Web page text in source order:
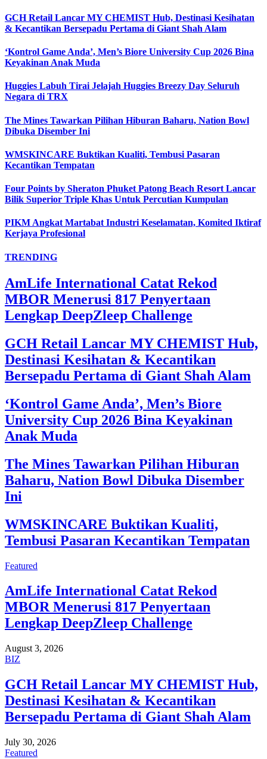
GCH Retail Lancar MY CHEMIST Hub, Destinasi Kesihatan
& Kecantikan Bersepadu Pertama di Giant Shah Alam
‘Kontrol Game Anda’, Men’s Biore University Cup 2026 Bina
Keyakinan Anak Muda
Huggies Labuh Tirai Jelajah Huggies Breezy Day Seluruh
Negara di TRX
The Mines Tawarkan Pilihan Hiburan Baharu, Nation Bowl
Dibuka Disember Ini
WMSKINCARE Buktikan Kualiti, Tembusi Pasaran
Kecantikan Tempatan
Four Points by Sheraton Phuket Patong Beach Resort Lancar
Bilik Superior Triple Khas Untuk Percutian Kumpulan
PIKM Angkat Martabat Industri Keselamatan, Komited Iktiraf
Kerjaya Profesional
TRENDING
AmLife International Catat Rekod
MBOR Menerusi 817 Penyertaan
Lengkap DeepZleep Challenge
GCH Retail Lancar MY CHEMIST Hub,
Destinasi Kesihatan & Kecantikan
Bersepadu Pertama di Giant Shah Alam
‘Kontrol Game Anda’, Men’s Biore
University Cup 2026 Bina Keyakinan
Anak Muda
The Mines Tawarkan Pilihan Hiburan
Baharu, Nation Bowl Dibuka Disember
Ini
WMSKINCARE Buktikan Kualiti,
Tembusi Pasaran Kecantikan Tempatan
Featured
AmLife International Catat Rekod
MBOR Menerusi 817 Penyertaan
Lengkap DeepZleep Challenge
August 3, 2026
BIZ
GCH Retail Lancar MY CHEMIST Hub,
Destinasi Kesihatan & Kecantikan
Bersepadu Pertama di Giant Shah Alam
July 30, 2026
Featured